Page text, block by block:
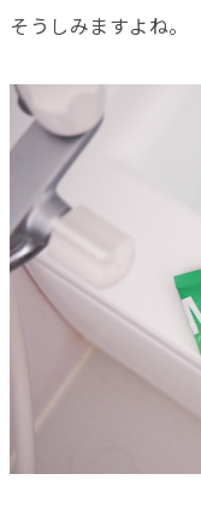
そうしみますよね。